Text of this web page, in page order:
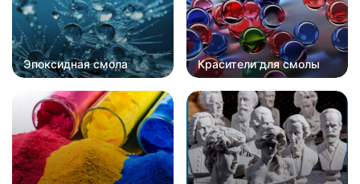
Эпоксидная смола Красители для смолы